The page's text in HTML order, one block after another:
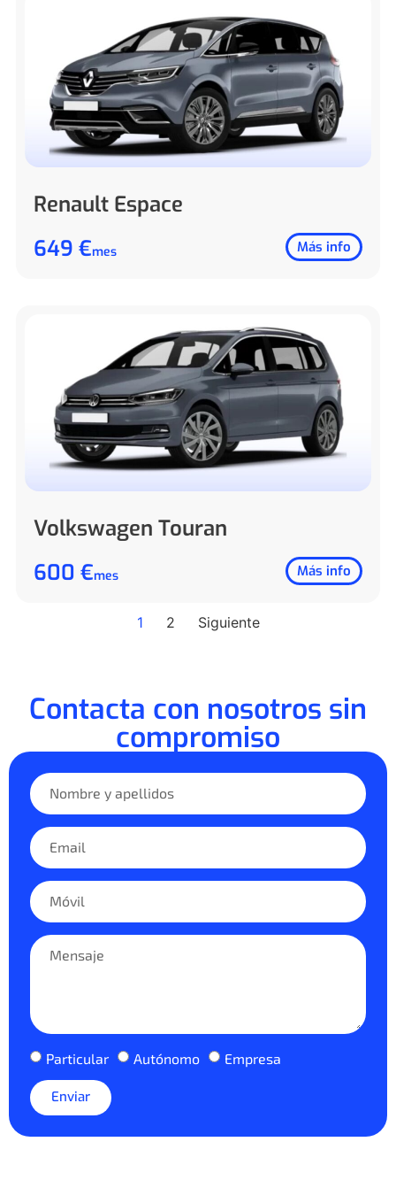
Renault Espace
649 €mes Más info
Volkswagen Touran
600 €mes Más info
1 2 Siguiente
Contacta con nosotros sin
compromiso
Particular Autónomo Empresa
Enviar